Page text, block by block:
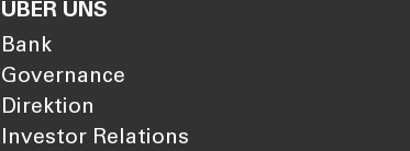
ÜBER UNS
Bank
Governance
Direktion
Investor Relations